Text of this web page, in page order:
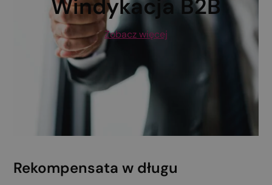
Windykacja B2B
Zobacz więcej
Rekompensata w długu